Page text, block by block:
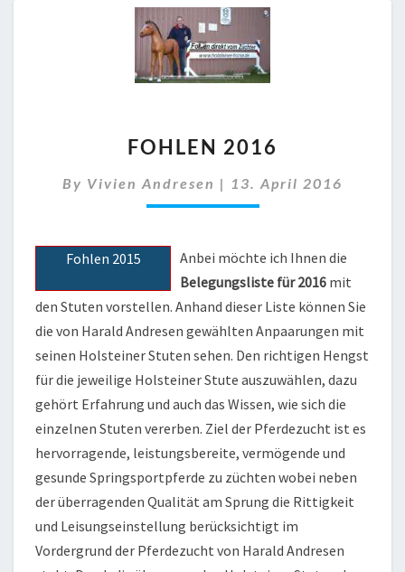
2016
FOHLEN 2016
By Vivien Andresen | 13. April 2016
Fohlen 2015
Anbei möchte ich Ihnen die
Belegungsliste für 2016 mit
den Stuten vorstellen. Anhand dieser Liste können Sie
die von Harald Andresen gewählten Anpaarungen mit
seinen Holsteiner Stuten sehen. Den richtigen Hengst
für die jeweilige Holsteiner Stute auszuwählen, dazu
gehört Erfahrung und auch das Wissen, wie sich die
einzelnen Stuten vererben. Ziel der Pferdezucht ist es
hervorragende, leistungsbereite, vermögende und
gesunde Springsportpferde zu züchten wobei neben
der überragenden Qualität am Sprung die Rittigkeit
und Leisungseinstellung berücksichtigt im
Vordergrund der Pferdezucht von Harald Andresen